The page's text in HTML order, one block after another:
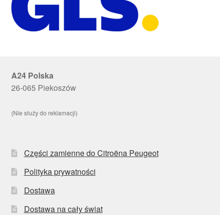
A24 Polska
26-065 Piekoszów
(Nie służy do reklamacji)
Części zamienne do Citroëna Peugeot
Polityka prywatności
Dostawa
Dostawa na cały świat